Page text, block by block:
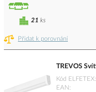
Přidat k porovnání
21 ks
TREVOS
Kód ELFETEX
EAN